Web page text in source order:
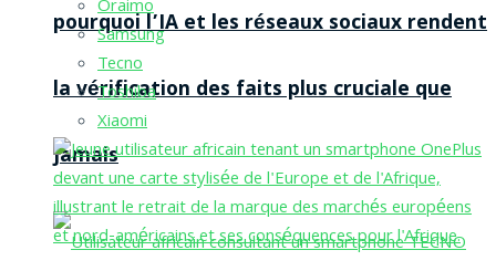
pourquoi l’IA et les réseaux sociaux rendent
la vérification des faits plus cruciale que
jamais
Oraimo
Samsung
Tecno
Toshiba
Xiaomi